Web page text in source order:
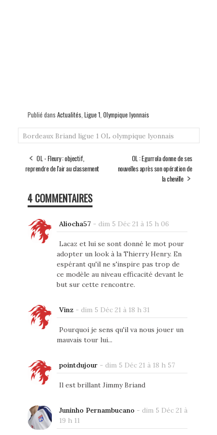
Publié dans Actualités, Ligue 1, Olympique lyonnais
Bordeaux Briand ligue 1 OL olympique lyonnais
OL - Fleury : objectif,
reprendre de l'air au classement
OL : Egurrola donne de ses
nouvelles après son opération de
la cheville
4 COMMENTAIRES
Aliocha57 - dim 5 Déc 21 à 15 h 06
Lacaz et lui se sont donné le mot pour
adopter un look à la Thierry Henry. En
espérant qu'il ne s'inspire pas trop de
ce modèle au niveau efficacité devant le
but sur cette rencontre.
Vinz - dim 5 Déc 21 à 18 h 31
Pourquoi je sens qu'il va nous jouer un
mauvais tour lui...
pointdujour - dim 5 Déc 21 à 18 h 57
Il est brillant Jimmy Briand
Juninho Pernambucano - dim 5 Déc 21 à
19 h 11